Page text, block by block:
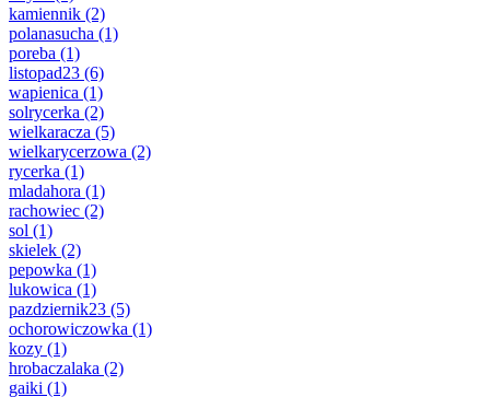
kamiennik (2)
polanasucha (1)
poreba (1)
listopad23 (6)
wapienica (1)
solrycerka (2)
wielkaracza (5)
wielkarycerzowa (2)
rycerka (1)
mladahora (1)
rachowiec (2)
sol (1)
skielek (2)
pepowka (1)
lukowica (1)
pazdziernik23 (5)
ochorowiczowka (1)
kozy (1)
hrobaczalaka (2)
gaiki (1)